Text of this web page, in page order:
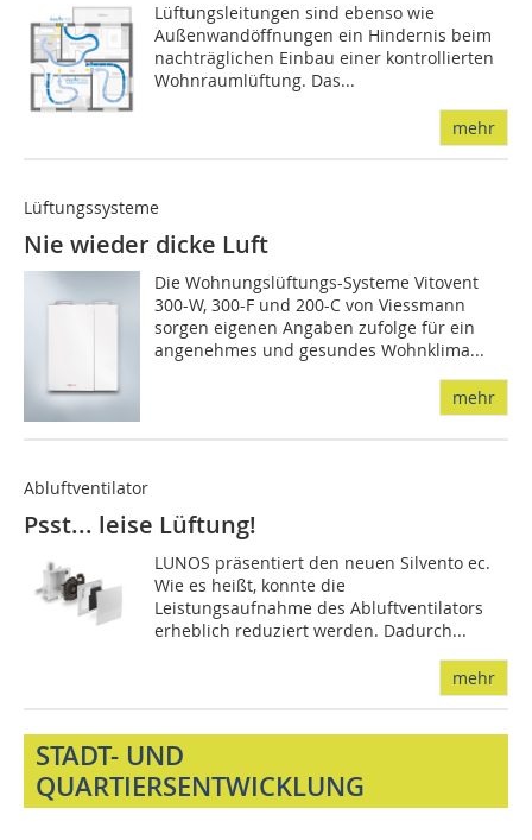
Lüftungsleitungen sind ebenso wie
Außenwandöffnungen ein Hindernis beim
nachträglichen Einbau einer kontrollierten
Wohnraumlüftung. Das...
mehr
Lüftungssysteme
Nie wieder dicke Luft
Die Wohnungslüftungs-Systeme Vitovent
300-W, 300-F und 200-C von Viessmann
sorgen eigenen Angaben zufolge für ein
angenehmes und gesundes Wohnklima...
mehr
Abluftventilator
Psst... leise Lüftung!
LUNOS präsentiert den neuen Silvento ec.
Wie es heißt, konnte die
Leistungsaufnahme des Abluftventilators
erheblich reduziert werden. Dadurch...
mehr
STADT- UND
QUARTIERSENTWICKLUNG